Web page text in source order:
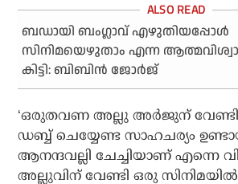
ബഡായി ബംഗ്ലാവ് എഴുതിയപ്പോൾ
സിനിമയെഴുതാം എന്ന
കിട്ടി: ബിബിൻ ജോർജ്
‘ഒരുതവണ അല്ലു അര്‍ജുന് വേണ്ടി
ഡബ്ബ് ചെയ്യേണ്ട സാഹചര്യം
ആനന്ദവല്ലി ചേച്ചിയാണ് എന്നെ
അല്ലുവിന് വേണ്ടി ഒരു